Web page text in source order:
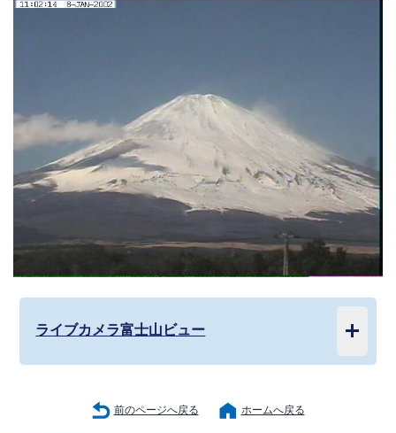
ライブカメラ富士山ビュー
前のページへ戻る ホームへ戻る